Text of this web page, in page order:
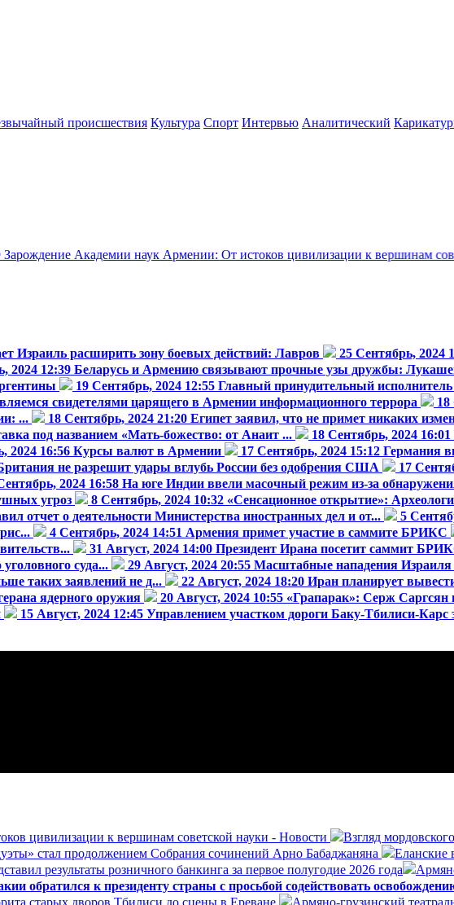
происшествия Культура Спорт Интервью Аналитический
Академии наук Армении: От истоков цивилизации к вершинам советской
Израиль расширить зону боевых действий: Лавров 25 Сентябрь, 2024
2024 12:39 Беларусь и Армению связывают прочные узы дружбы:
19 Сентябрь, 2024 12:55 Главный принудительный
свидетелями царящего в Армении информационного террора 18
...
18 Сентябрь, 2024 21:20 Египет заявил, что не примет никаких
под названием «Мать-божество: от Анаит ... 18 Сентябрь, 2024 16:01
2024 16:56 Курсы валют в Армении 17 Сентябрь, 2024 15:12 Германия
не разрешит удары вглубь России без одобрения США 17
2024 16:58 На юге Индии ввели масочный режим из-за
угроз
8 Сентябрь, 2024 10:32 «Сенсационное открытие»:
отчет о деятельности Министерства иностранных дел и от... 5
4 Сентябрь, 2024 14:51 Армения примет участие в саммите БРИКС
31 Август, 2024 14:00 Президент Ирана посетит саммит
суда...
29 Август, 2024 20:55 Масштабные нападения Израиля
таких заявлений не д...
22 Август, 2024 18:20 Иран планирует
ядерного оружия
20 Август, 2024 10:55 «Грапарак»: Серж Саргсян
15 Август, 2024 12:45 Управлением участком дороги Баку-Тбилиси-Карс
цивилизации к вершинам советской науки - Новости
Взгляд
стал продолжением Собрания сочинений Арно Бабаджаняна Еланские
результаты розничного банкинга за первое полугодие 2026 года
обратился к президенту страны с просьбой содействовать
старых дворов Тбилиси до сцены в Ереване
Армяно-грузинский